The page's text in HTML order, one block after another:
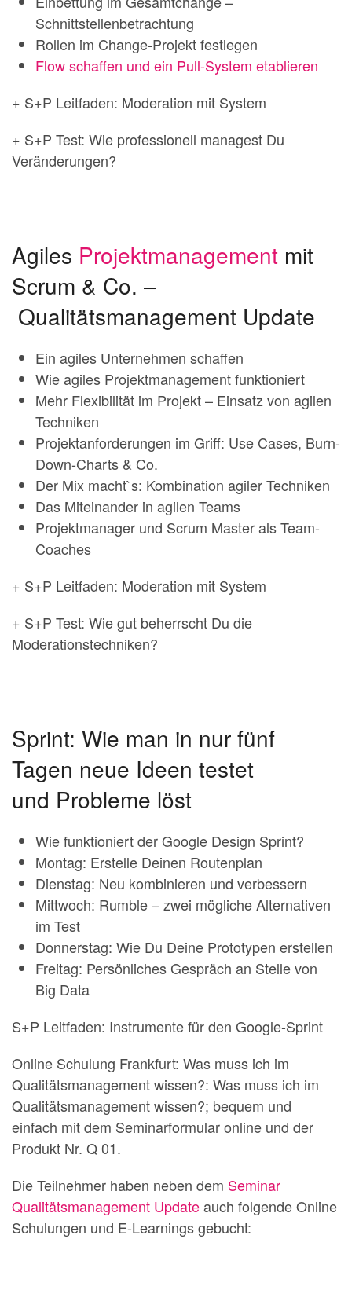
Schnittstellenbetrachtung
Rollen im Change-Projekt festlegen
Flow schaffen und ein Pull-System etablieren
+ S+P Leitfaden: Moderation mit System
+ S+P Test: Wie professionell managest Du
Veränderungen?
Agiles Projektmanagement mit
Scrum & Co. –
Qualitätsmanagement Update
Ein agiles Unternehmen schaffen
Wie agiles Projektmanagement funktioniert
Mehr Flexibilität im Projekt – Einsatz von agilen
Techniken
Projektanforderungen im Griff: Use Cases, Burn-
Down-Charts & Co.
Der Mix macht`s: Kombination agiler Techniken
Das Miteinander in agilen Teams
Projektmanager und Scrum Master als Team-
Coaches
+ S+P Leitfaden: Moderation mit System
+ S+P Test: Wie gut beherrscht Du die
Moderationstechniken?
Sprint: Wie man in nur fünf
Tagen neue Ideen testet
und Probleme löst
Wie funktioniert der Google Design Sprint?
Montag: Erstelle Deinen Routenplan
Dienstag: Neu kombinieren und verbessern
Mittwoch: Rumble – zwei mögliche Alternativen
im Test
Donnerstag: Wie Du Deine Prototypen erstellen
Freitag: Persönliches Gespräch an Stelle von
Big Data
S+P Leitfaden: Instrumente für den Google-Sprint
Online Schulung Frankfurt: Was muss ich im
Qualitätsmanagement wissen?: Was muss ich im
Qualitätsmanagement wissen?; bequem und
einfach mit dem Seminarformular online und der
Produkt Nr. Q 01.
Die Teilnehmer haben neben dem Seminar
Qualitätsmanagement Updateauch folgende Online
Schulungen und E-Learnings gebucht: